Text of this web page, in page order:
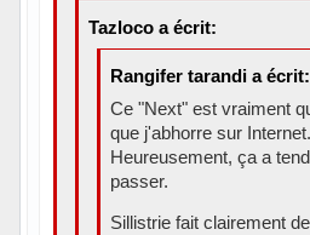
Tazloco a écrit:
Rangifer tarandi a écrit:
Ce "Next" est vraiment
que j'abhorre sur
Heureusement, ça a
passer.
Sillistrie fait clairement